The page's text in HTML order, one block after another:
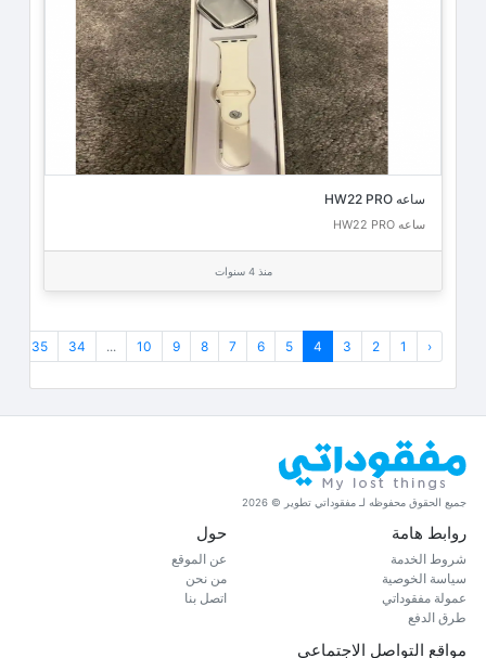
ساعه HW22 PRO
ساعه HW22 PRO
منذ 4 سنوات
‹
1
2
3
4
5
6
7
8
9
10
...
34
35
جميع الحقوق محفوظه لـ مفقوداتي تطوير © 2026
روابط هامة
شروط الخدمة
سياسة الخوصية
عمولة مفقوداتي
طرق الدفع
حول
عن الموقع
من نحن
اتصل بنا
مواقع التواصل الاجتماعي